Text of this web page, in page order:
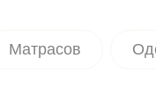
Матрасов